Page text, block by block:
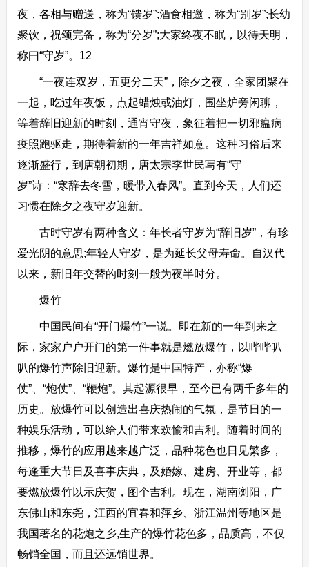
夜，各相与赠送，称为“馈岁”;酒食相邀，称为“别岁”;长幼
聚饮，祝颂完备，称为“分岁”;大家终夜不眠，以待天明，
称曰“守岁”。12
“一夜连双岁，五更分二天”，除夕之夜，全家团聚在
一起，吃过年夜饭，点起蜡烛或油灯，围坐炉旁闲聊，
等着辞旧迎新的时刻，通宵守夜，象征着把一切邪瘟病
疫照跑驱走，期待着新的一年吉祥如意。这种习俗后来
逐渐盛行，到唐朝初期，唐太宗李世民写有“守
岁”诗：“寒辞去冬雪，暖带入春风”。直到今天，人们还
习惯在除夕之夜守岁迎新。
古时守岁有两种含义：年长者守岁为“辞旧岁”，有珍
爱光阴的意思;年轻人守岁，是为延长父母寿命。自汉代
以来，新旧年交替的时刻一般为夜半时分。
爆竹
中国民间有“开门爆竹”一说。即在新的一年到来之
际，家家户户开门的第一件事就是燃放爆竹，以哔哔叭
叭的爆竹声除旧迎新。爆竹是中国特产，亦称“爆
仗”、“炮仗”、“鞭炮”。其起源很早，至今已有两千多年的
历史。放爆竹可以创造出喜庆热闹的气氛，是节日的一
种娱乐活动，可以给人们带来欢愉和吉利。随着时间的
推移，爆竹的应用越来越广泛，品种花色也日见繁多，
每逢重大节日及喜事庆典，及婚嫁、建房、开业等，都
要燃放爆竹以示庆贺，图个吉利。现在，湖南浏阳，广
东佛山和东尧，江西的宜春和萍乡、浙江温州等地区是
我国著名的花炮之乡,生产的爆竹花色多，品质高，不仅
畅销全国，而且还远销世界。